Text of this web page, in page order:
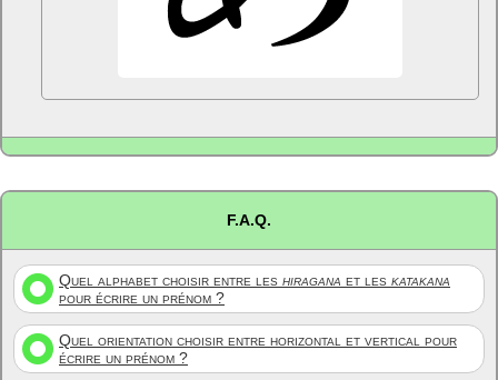
F.A.Q.
Quel alphabet choisir entre les hiragana et les katakana
pour écrire un prénom ?
Quel orientation choisir entre horizontal et vertical pour
écrire un prénom ?